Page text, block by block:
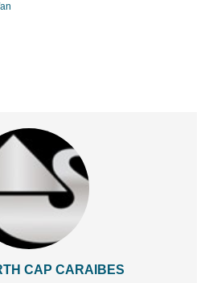
CAP CARAIBES